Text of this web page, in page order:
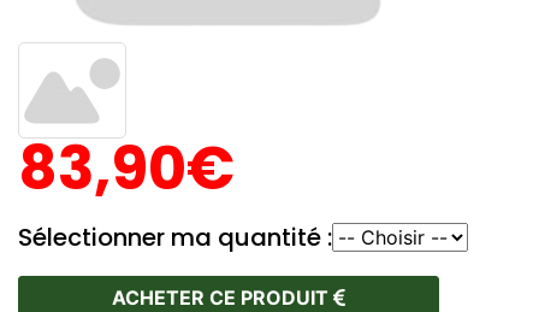
83,90€
Sélectionner ma quantité :
ACHETER CE PRODUIT